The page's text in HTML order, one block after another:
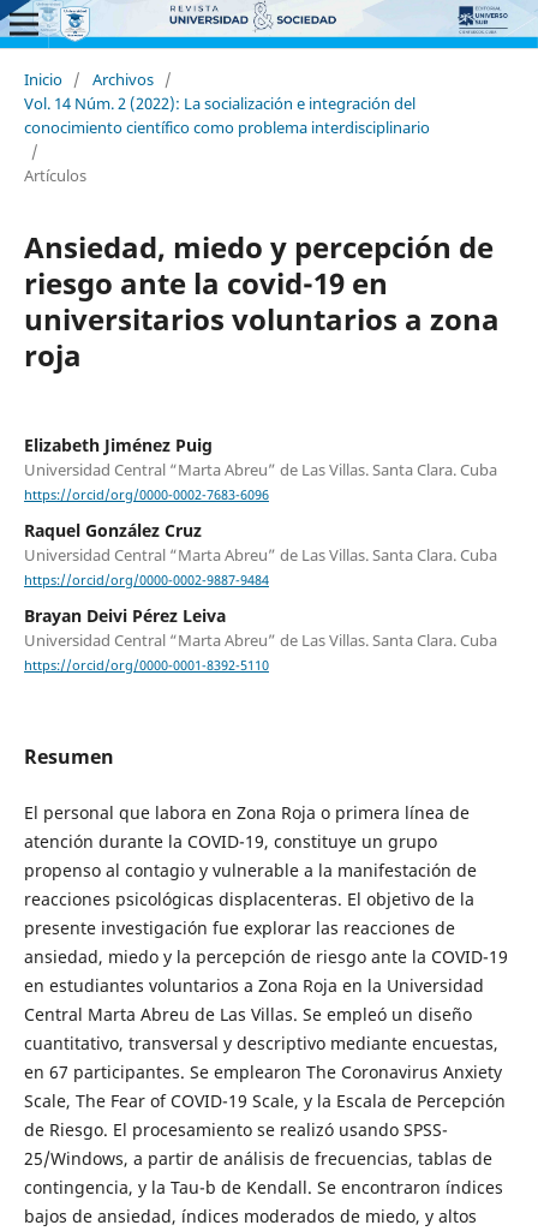
Inicio / Archivos /
Vol. 14 Núm. 2 (2022): La socialización e integración del
conocimiento científico como problema interdisciplinario
/
Artículos
Ansiedad, miedo y percepción de
riesgo ante la covid-19 en
universitarios voluntarios a zona
roja
Elizabeth Jiménez Puig
Universidad Central “Marta Abreu” de Las Villas. Santa Clara. Cuba
https://orcid/org/0000-0002-7683-6096
Raquel González Cruz
Universidad Central “Marta Abreu” de Las Villas. Santa Clara. Cuba
https://orcid/org/0000-0002-9887-9484
Brayan Deivi Pérez Leiva
Universidad Central “Marta Abreu” de Las Villas. Santa Clara. Cuba
https://orcid/org/0000-0001-8392-5110
Resumen
El personal que labora en Zona Roja o primera línea de
atención durante la COVID-19, constituye un grupo
propenso al contagio y vulnerable a la manifestación de
reacciones psicológicas displacenteras. El objetivo de la
presente investigación fue explorar las reacciones de
ansiedad, miedo y la percepción de riesgo ante la COVID-19
en estudiantes voluntarios a Zona Roja en la Universidad
Central Marta Abreu de Las Villas. Se empleó un diseño
cuantitativo, transversal y descriptivo mediante encuestas,
en 67 participantes. Se emplearon The Coronavirus Anxiety
Scale, The Fear of COVID-19 Scale, y la Escala de Percepción
de Riesgo. El procesamiento se realizó usando SPSS-
25/Windows, a partir de análisis de frecuencias, tablas de
contingencia, y la Tau-b de Kendall. Se encontraron índices
bajos de ansiedad, índices moderados de miedo, y altos